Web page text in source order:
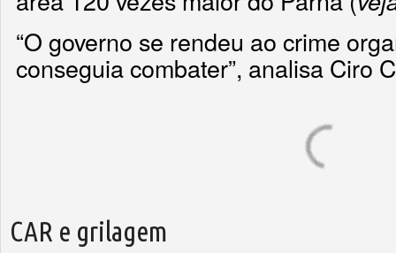
“O governo se rendeu ao crime
conseguia combater”, analisa Ciro
CAR e grilagem